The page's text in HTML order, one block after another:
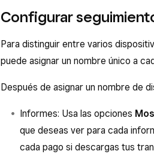
Ingresa e Nombre del
Especifica la Hora de inicioy
determina el día calendario al
Cuando termines, haz clic en
presentación de informes.
presentación de informes
Actualizar.
Configura el día de
Configurar
Para distinguir entre varios
puede asignar un nombre único a
Después de asignar un nombre de
Informes: Usa las opciones
que deseas ver para cada
cada pago si descargas tus